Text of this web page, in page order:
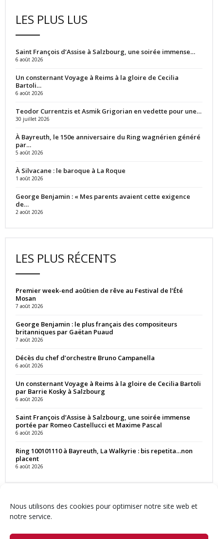
Nous utilisons des cookies pour optimiser notre site web et
notre service.
LES PLUS LUS
Saint François d’Assise à Salzbourg, une soirée immense…
6 août 2026
Un consternant Voyage à Reims à la gloire de Cecilia
Bartoli…
6 août 2026
Teodor Currentzis et Asmik Grigorian en vedette pour une…
30 juillet 2026
À Bayreuth, le 150e anniversaire du Ring wagnérien généré
par…
5 août 2026
À Silvacane : le baroque à La Roque
1 août 2026
George Benjamin : « Mes parents avaient cette exigence
de…
2 août 2026
LES PLUS RÉCENTS
Premier week-end aoûtien de rêve au Festival de l’Été
Mosan
7 août 2026
George Benjamin : le plus français des compositeurs
britanniques par Gaëtan Puaud
7 août 2026
Décès du chef d’orchestre Bruno Campanella
6 août 2026
Un consternant Voyage à Reims à la gloire de Cecilia Bartoli
par Barrie Kosky à Salzbourg
6 août 2026
Saint François d’Assise à Salzbourg, une soirée immense
portée par Romeo Castellucci et Maxime Pascal
6 août 2026
Ring 100101110 à Bayreuth, La Walkyrie : bis repetita…non
placent
6 août 2026